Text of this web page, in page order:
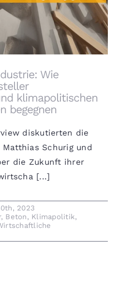
Wie
klimapolitischen
begegnen
diskutierten die
Schurig und
die Zukunft ihrer
[...]
2023
, Beton, Klimapolitik,